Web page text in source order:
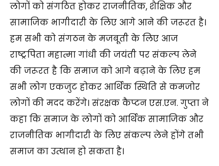
लोगों को संगठित होकर राजनीतिक, शैक्षिक और
सामाजिक भागीदारी के लिए आगे आने की जरूरत है।
हम सभी को संगठन के मजबूती के लिए आज
राष्ट्रपिता महात्मा गांधी की जयंती पर संकल्प लेने
की जरूरत है कि समाज को आगे बढ़ाने के लिए हम
सभी लोग एकजुट होकर आर्थिक स्थिति से कमजोर
लोगों की मदद करेंगे। संरक्षक कैप्टन एस.एन. गुप्ता ने
कहा कि समाज के लोगों को आर्थिक सामाजिक और
राजनीतिक भागीदारी के लिए संकल्प लेने होंगे तभी
समाज का उत्थान हो सकता है।